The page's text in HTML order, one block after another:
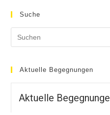
Suche
Aktuelle Begegnungen
Aktuelle